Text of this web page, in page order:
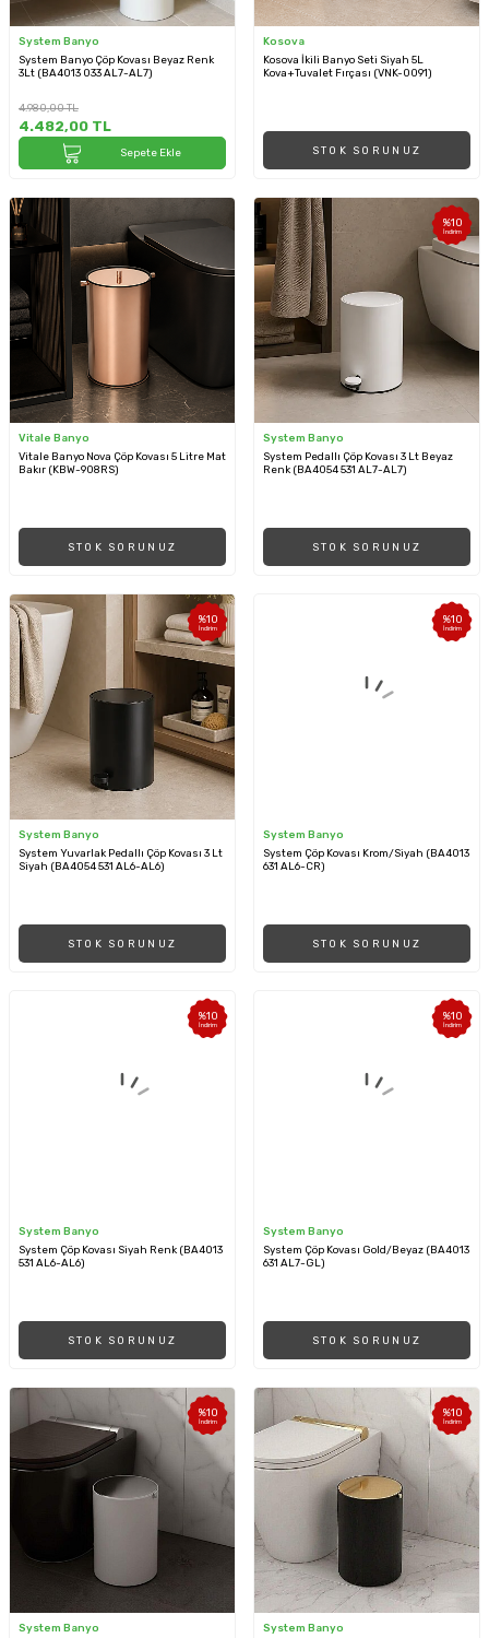
System Banyo
System Banyo Çöp Kovası Beyaz Renk
3Lt (BA4013 033 AL7-AL7)
4.980,00TL
4.482,00 TL
Sepete Ekle
Kosova
Kosova İkili Banyo Seti Siyah 5L
Kova+Tuvalet Fırçası (VNK-0091)
STOK SORUNUZ
Vitale Banyo
Vitale Banyo Nova Çöp Kovası 5 Litre Mat
Bakır (KBW-908RS)
STOK SORUNUZ
%10
İndirim
System Banyo
System Pedallı Çöp Kovası 3 Lt Beyaz
Renk (BA4054 531 AL7-AL7)
STOK SORUNUZ
%10
İndirim
System Banyo
System Yuvarlak Pedallı Çöp Kovası 3 Lt
Siyah (BA4054 531 AL6-AL6)
STOK SORUNUZ
%10
İndirim
System Banyo
System Çöp Kovası Krom/Siyah (BA4013
631 AL6-CR)
STOK SORUNUZ
%10
İndirim
System Banyo
System Çöp Kovası Siyah Renk (BA4013
531 AL6-AL6)
STOK SORUNUZ
%10
İndirim
System Banyo
System Çöp Kovası Gold/Beyaz (BA4013
631 AL7-GL)
STOK SORUNUZ
%10
İndirim
System Banyo
%10
İndirim
System Banyo